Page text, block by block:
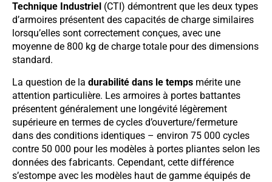
Technique Industriel (CTI) démontrent que les deux types
d’armoires présentent des capacités de charge similaires
lorsqu’elles sont correctement conçues, avec une
moyenne de 800 kg de charge totale pour des dimensions
standard.
La question de la durabilité dans le temps mérite une
attention particulière. Les armoires à portes battantes
présentent généralement une longévité légèrement
supérieure en termes de cycles d’ouverture/fermeture
dans des conditions identiques – environ 75 000 cycles
contre 50 000 pour les modèles à portes pliantes selon les
données des fabricants. Cependant, cette différence
s’estompe avec les modèles haut de gamme équipés de